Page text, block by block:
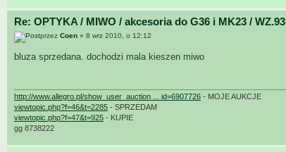
Re: OPTYKA / MIWO / akcesoria do G36 i MK23 / WZ.93
przez Coen » 8 wrz 2010, o 12:12
bluza sprzedana. dochodzi mala kieszen miwo
http://www.allegro.pl/show_user_auction ... id=6907726 - MOJE AUKCJE
viewtopic.php?f=46&t=2285 - SPRZEDAM
viewtopic.php?f=47&t=925 - KUPIE
gg 8738222